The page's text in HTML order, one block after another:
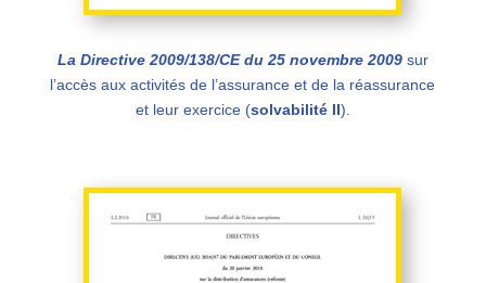
La Directive 2009/138/CE du 25 novembre 2009 sur
l’accès aux activités de l’assurance et de la réassurance
et leur exercice (solvabilité II).